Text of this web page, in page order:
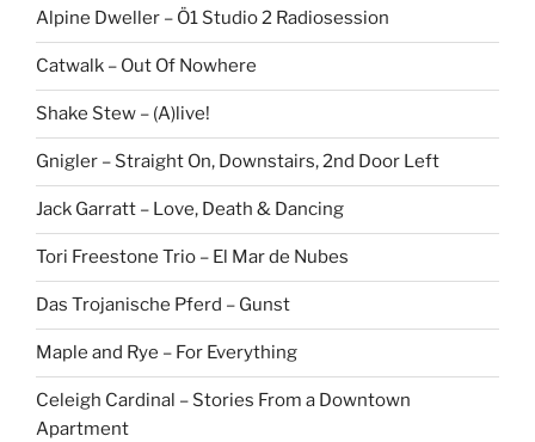
Alpine Dweller – Ö1 Studio 2 Radiosession
Catwalk – Out Of Nowhere
Shake Stew – (A)live!
Gnigler – Straight On, Downstairs, 2nd Door Left
Jack Garratt – Love, Death & Dancing
Tori Freestone Trio – El Mar de Nubes
Das Trojanische Pferd – Gunst
Maple and Rye – For Everything
Celeigh Cardinal – Stories From a Downtown
Apartment